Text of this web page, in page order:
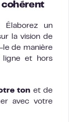
cohérent
Élaborez un
la vision de
le de manière
ligne et hors
ton et de
avec votre